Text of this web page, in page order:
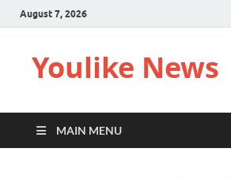
August 7, 2026
Youlike News
MAIN MENU